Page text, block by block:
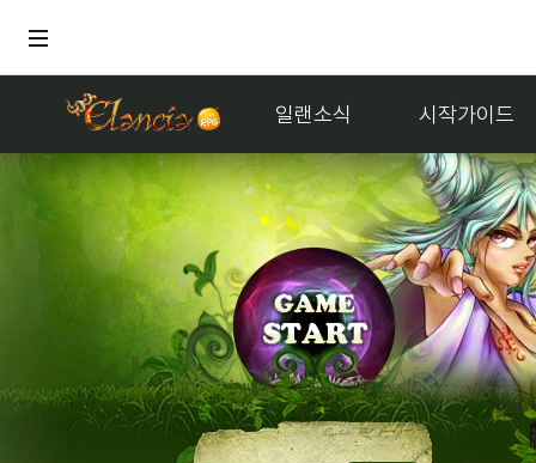
일랜소식 시작가이드